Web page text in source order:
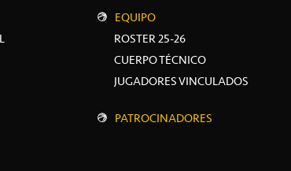
EQUIPO
ROSTER 25-26
CUERPO TÉCNICO
JUGADORES VINCULADOS
PATROCINADORES